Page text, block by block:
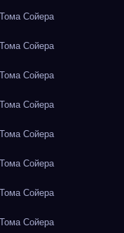
Сойера
Сойера
Сойера
Сойера
Сойера
Сойера
Сойера
Сойера